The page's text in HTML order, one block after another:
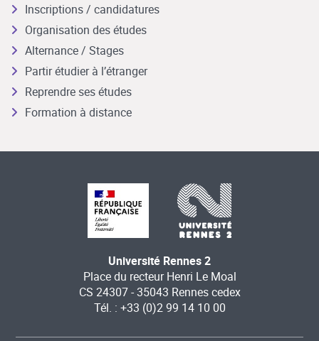
Inscriptions / candidatures
Organisation des études
Alternance / Stages
Partir étudier à l’étranger
Reprendre ses études
Formation à distance
Université Rennes 2
Place du recteur Henri Le Moal
CS 24307 - 35043 Rennes cedex
Tél. : +33 (0)2 99 14 10 00